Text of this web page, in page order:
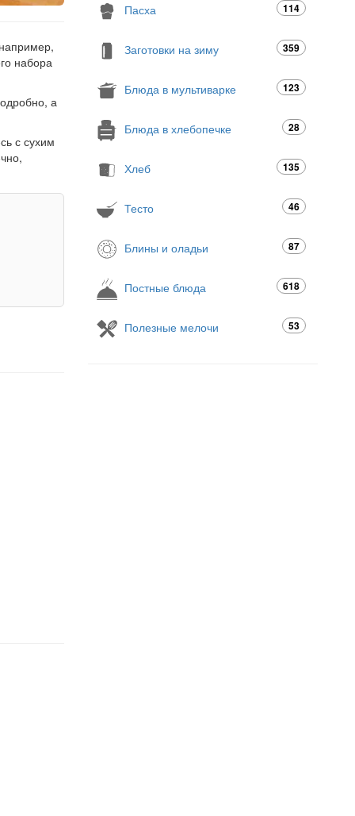
набора
а
с сухим
Пасха 114
Заготовки на зиму 359
Блюда в мультиварке 123
Блюда в хлебопечке 28
Хлеб 135
Тесто 46
Блины и оладьи 87
Постные блюда 618
Полезные мелочи 53